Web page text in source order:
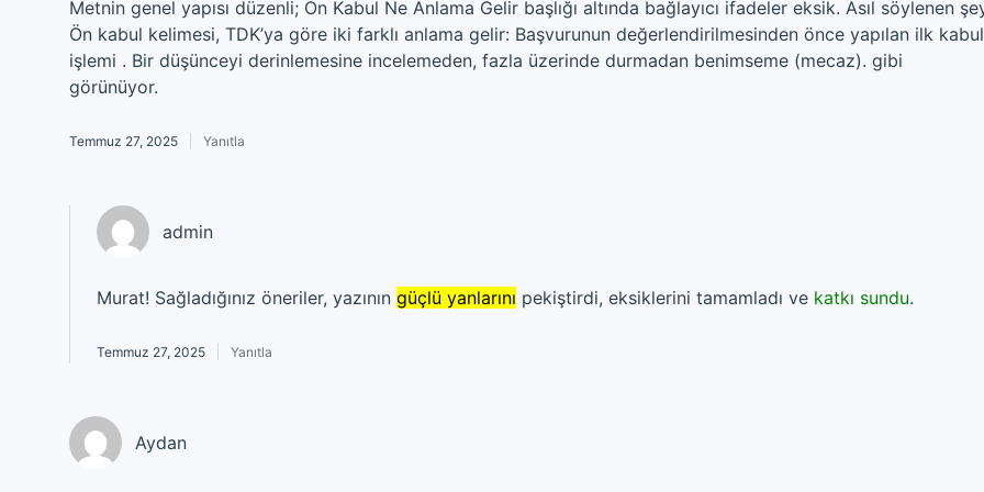
Metnin genel yapısı düzenli; Ön Kabul Ne Anlama Gelir başlığı altında bağlayıcı ifadeler eksik. Asıl söylenen
Ön kabul kelimesi, TDK’ya göre iki farklı anlama gelir: Başvurunun değerlendirilmesinden önce yapılan ilk kabul
işlemi . Bir düşünceyi derinlemesine incelemeden, fazla üzerinde durmadan benimseme (mecaz). gibi
görünüyor.
Temmuz 27, 2025 Yanıtla
admin
Murat! Sağladığınız öneriler, yazının güçlü yanlarını pekiştirdi, eksiklerini tamamladı ve katkı sundu.
Temmuz 27, 2025 Yanıtla
Aydan